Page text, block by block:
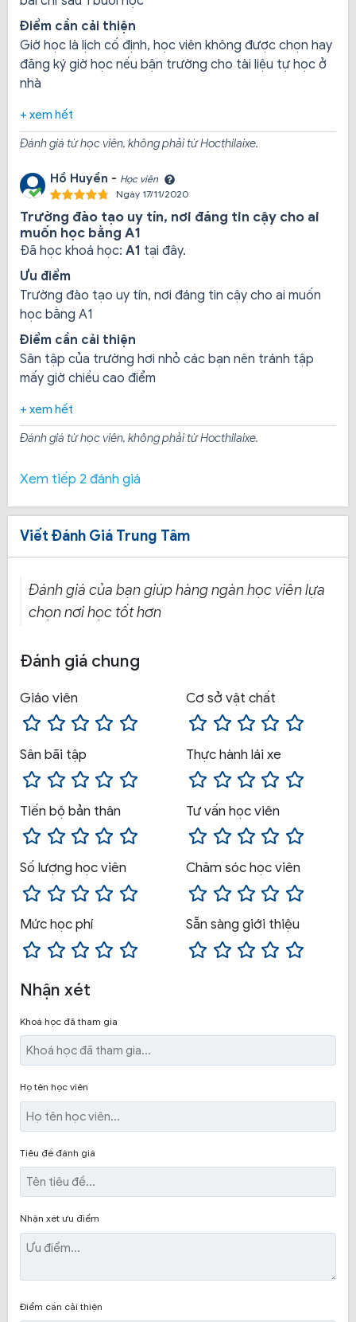
3. Vì sao nhiều người đăng ký ghi danh
tại Trường trung cấp nghề Hùng Vương?
Với những ưu điểm nổi bật sau, trường TCN Hùng
Vương đã thu hút nhiều học viên đến ghi danh:
sát tiến độ học của học viên và giáo trình giảng
dạy luôn thay đổi để phù hợp với chương trình thi
Cam kết đảm bảo tỉ lệ đậu cao nhất cho học viên.
chất lượng đào tạo đạt chuẩn, cam kết học viên có
thể tự tin lái xe ngoài đường trường sau khi tốt
Được thực hành chạy đường trường với sự
hướng dẫn tận tình của giảng viên.
Sân tập rộng, đạt chuẩn theo tỉ lệ yêu cầu của Sở
GTVT, có các bài tập sa hình như bài thi sát hạch.
sinh thường xuyên, đảm bảo an toàn và không
gian thoải mái cho học viên.
Học viên được thoải mái luyện tập không giới hạn
thời gian.
trong nghề, tận tâm, nhiệt huyết, giảng dạy cho
chứng chỉ nghề sư phạm.
Cơ sở vật chất đầy đủ hiện đại, trường ngày càng
Trang bị nhiều phòng học lý thuyết có máy chiếu,
mô hình đầy đủ phục vụ nhu cầu của học viên.
tốn nhiều thời gian của học viên.
Hy vọng với những thông tin trên, các bạn đã hiểu rõ
hơn về các khóa học lái xe tạiTrường Trung cấp
nghề Hùng Vương
Điểm cần cải thiện
Giờ học là lịch cố định, học viên không được chọn hay
đăng ký giờ học nếu bận trường cho tài liệu tự học ở
nhà
+ xem hết
Đánh giá từ học viên, không phải từ Hocthilaixe.
Hồ Huyền - Học viên
Ngày 17/11/2020
Trường đào tạo uy tín, nơi đáng tin cậy cho ai
muốn học bằng A1
Đã học khoá học: A1 tại đây.
Ưu điểm
Trường đào tạo uy tín, nơi đáng tin cậy cho ai muốn
học bằng A1
Điểm cần cải thiện
Sân tập của trường hơi nhỏ các bạn nên tránh tập
mấy giờ chiều cao điểm
+ xem hết
Đánh giá từ học viên, không phải từ Hocthilaixe.
Xem tiếp 2 đánh giá
Viết Đánh Giá Trung Tâm
Đánh giá của bạn giúp hàng ngàn học viên lựa
chọn nơi học tốt hơn
Đánh giá chung
Giáo viên Cơ sở vật chất
Sân bãi tập Thực hành lái xe
Tiến bộ bản thân Tư vấn học viên
Số lượng học viên Chăm sóc học viên
Mức học phí Sẵn sàng giới thiệu
Nhận xét
Khoá học đã tham gia
Họ tên học viên
Tiêu đề đánh giá
Nhận xét ưu điểm
Điểm cần cải thiện